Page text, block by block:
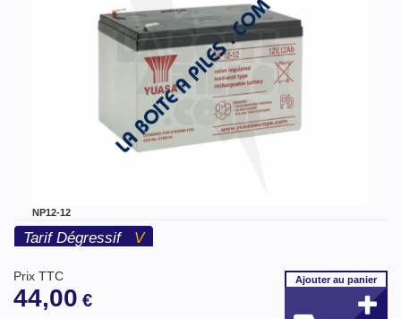
NP12-12
Tarif Dégressif V
Prix TTC
44,00 €
Ajouterau panier